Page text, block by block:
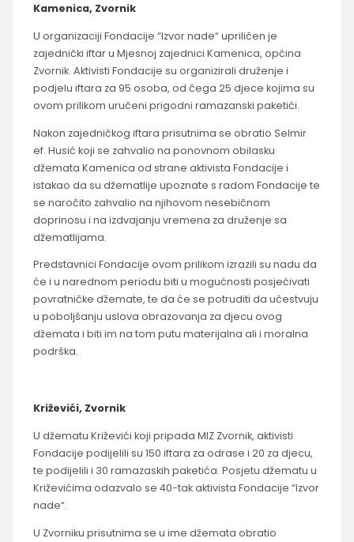
Kamenica, Zvornik
U organizaciji Fondacije “Izvor nade“ upriličen je
zajednički iftar u Mjesnoj zajednici Kamenica, općina
Zvornik. Aktivisti Fondacije su organizirali druženje i
podjelu iftara za 95 osoba, od čega 25 djece kojima su
ovom prilikom uručeni prigodni ramazanski paketići.
Nakon zajedničkog iftara prisutnima se obratio Selmir
ef. Husić koji se zahvalio na ponovnom obilasku
džemata Kamenica od strane aktivista Fondacije i
istakao da su džematlije upoznate s radom Fondacije te
se naročito zahvalio na njihovom nesebičnom
doprinosu i na izdvajanju vremena za druženje sa
džematlijama.
Predstavnici Fondacije ovom prilikom izrazili su nadu da
će i u narednom periodu biti u mogućnosti posjećivati
povratničke džemate, te da će se potruditi da učestvuju
u poboljšanju uslova obrazovanja za djecu ovog
džemata i biti im na tom putu materijalna ali i moralna
podrška.
Križevići, Zvornik
U džematu Križevići koji pripada MIZ Zvornik, aktivisti
Fondacije podijelili su 150 iftara za odrase i 20 za djecu,
te podijelili i 30 ramazaskih paketića. Posjetu džematu u
Križevićima odazvalo se 40-tak aktivista Fondacije “Izvor
nade“.
U Zvorniku prisutnima se u ime džemata obratio